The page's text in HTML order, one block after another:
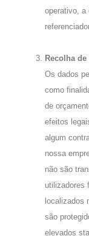
operativo, a
Recolha
Os dados
como
de
efeitos
algum
nossa
não são
utilizadores
localizados
são
elevados